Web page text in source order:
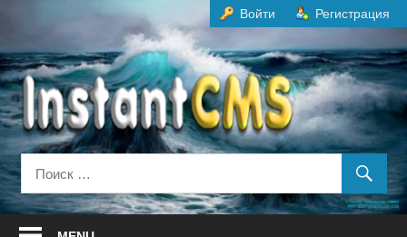
содержанию
Войти Регистрация